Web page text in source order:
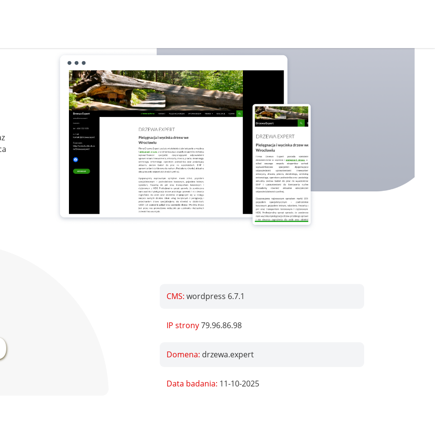
CMS: wordpress 6.7.1
IP strony79.96.86.98
Domena: drzewa.expert
Data badania: 11-10-2025